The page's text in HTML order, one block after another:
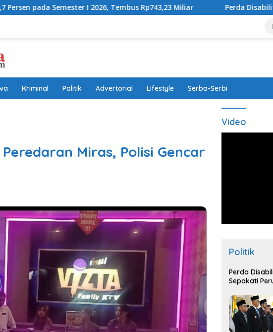
I 2026, Tembus Rp743,23 Miliar Perda Disabilitas Disahkan, DPRD
Kriminal Politik Advertorial Lifestyle Serba-Serbi
Miras, Polisi Gencar
Video
Politik
Perda
Sepakati